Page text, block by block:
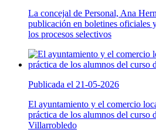
La concejal de Personal, Ana
publicación en boletines oficiales
los procesos selectivos
Publicada el 21-05-2026
El ayuntamiento y el comercio
práctica de los alumnos del curso
Villarrobledo